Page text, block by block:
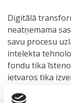
Digitālā
neatņemama
savu procesu
intelekta
fondu tika
ietvaros tika